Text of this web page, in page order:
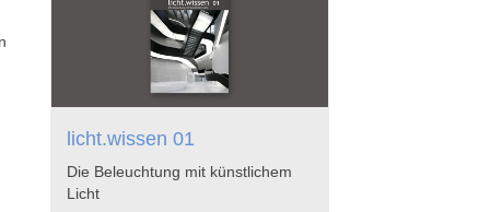
licht.wissen 01
Die Beleuchtung mit künstlichem
Licht